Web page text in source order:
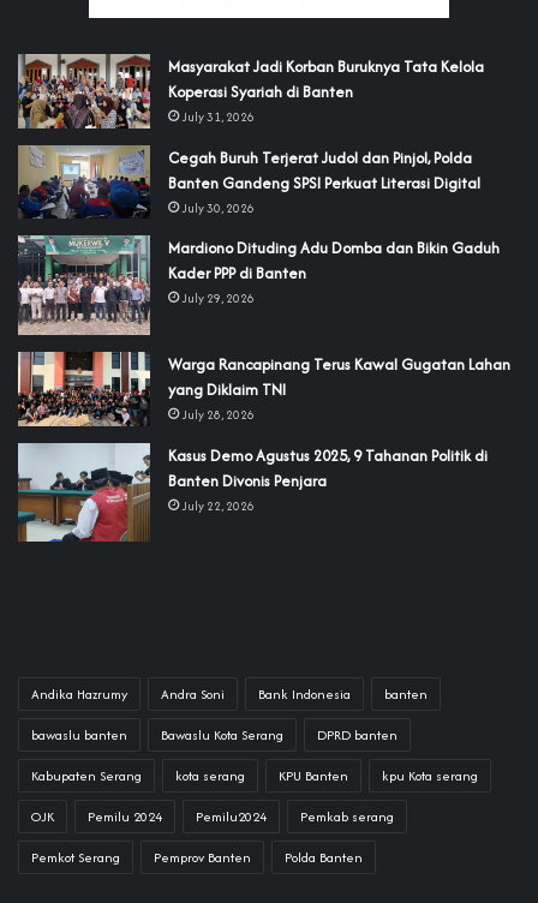
‎Masyarakat Jadi Korban Buruknya Tata Kelola
Koperasi Syariah di Banten
July 31, 2026
Cegah Buruh Terjerat Judol dan Pinjol, Polda
Banten Gandeng SPSI Perkuat Literasi Digital
July 30, 2026
‎Mardiono Dituding Adu Domba dan Bikin Gaduh
Kader PPP di Banten
July 29, 2026
‎Warga Rancapinang Terus Kawal Gugatan Lahan
yang Diklaim TNI‎‎
July 28, 2026
‎Kasus Demo Agustus 2025, 9 Tahanan Politik di
Banten Divonis Penjara
July 22, 2026
Andika Hazrumy Andra Soni Bank Indonesia banten
bawaslu banten Bawaslu Kota Serang DPRD banten
Kabupaten Serang kota serang KPU Banten kpu Kota serang
OJK Pemilu 2024 Pemilu2024 Pemkab serang
Pemkot Serang Pemprov Banten Polda Banten